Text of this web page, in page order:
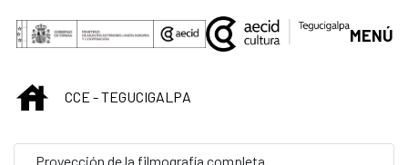
Saltar al contenido principal
MENÚ
INICIOCCE - TEGUCIGALPA
Proyección de la filmografía completa